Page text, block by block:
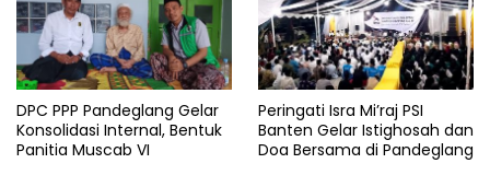
DPC PPP Pandeglang Gelar
Konsolidasi Internal, Bentuk
Panitia Muscab VI
Peringati Isra Mi’raj PSI
Banten Gelar Istighosah dan
Doa Bersama di Pandeglang